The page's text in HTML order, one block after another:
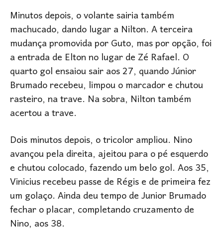
Minutos depois, o volante sairia também
machucado, dando lugar a Nilton. A terceira
mudança promovida por Guto, mas por opção, foi
a entrada de Elton no lugar de Zé Rafael. O
quarto gol ensaiou sair aos 27, quando Júnior
Brumado recebeu, limpou o marcador e chutou
rasteiro, na trave. Na sobra, Nilton também
acertou a trave.
Dois minutos depois, o tricolor ampliou. Nino
avançou pela direita, ajeitou para o pé esquerdo
e chutou colocado, fazendo um belo gol. Aos 35,
Vinicius recebeu passe de Régis e de primeira fez
um golaço. Ainda deu tempo de Junior Brumado
fechar o placar, completando cruzamento de
Nino, aos 38.